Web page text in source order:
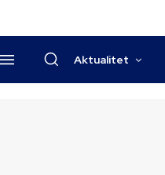
Aktualitet